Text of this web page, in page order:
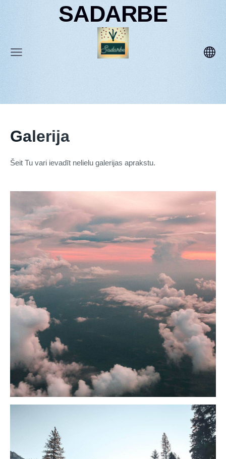
SADARBE
Galerija
Šeit Tu vari ievadīt nelielu galerijas aprakstu.